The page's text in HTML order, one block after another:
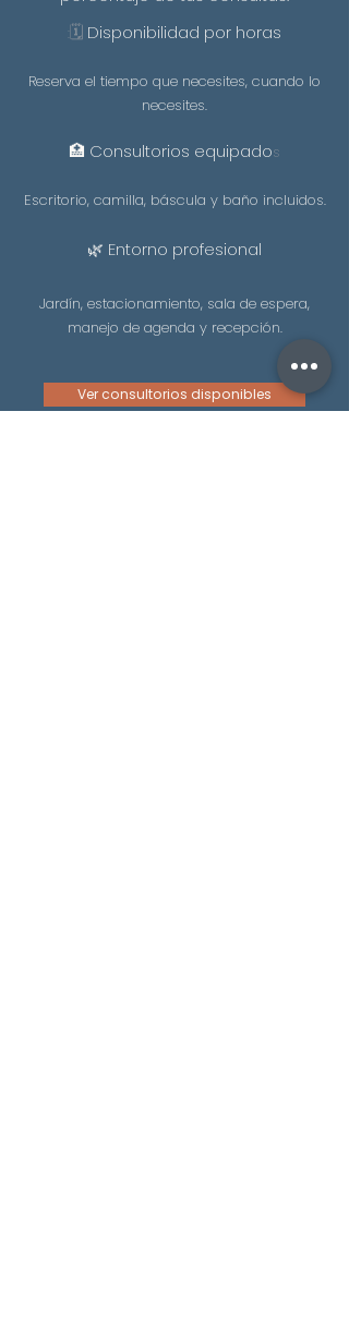
:🗓️ Disponibilidad por horas
Reserva el tiempo que necesites, cuando lo
necesites.
🏥 Consultorios equipados
Escritorio, camilla, báscula y baño incluidos.
🌿 Entorno profesional
Jardín, estacionamiento, sala de espera,
manejo de agenda y recepción.
Ver consultorios disponibles